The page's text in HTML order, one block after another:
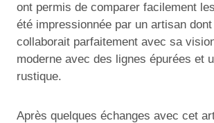
ont permis de comparer facilement
été impressionnée par un artisan
collaborait parfaitement avec sa
moderne avec des lignes épurées et
rustique.
Après quelques échanges avec cet